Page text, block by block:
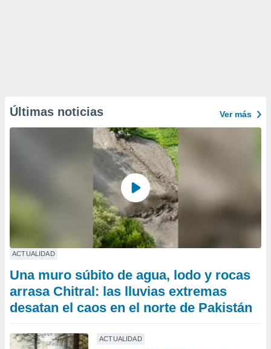
Últimas noticias Ver más
ACTUALIDAD
Una muro súbito de agua, lodo y rocas
arrasa Chitral: las lluvias extremas
desatan el caos en el norte de Pakistán
ACTUALIDAD